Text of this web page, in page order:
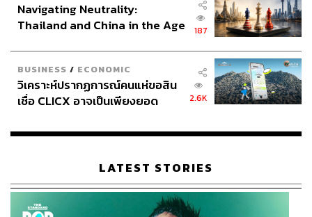
Navigating Neutrality:
Thailand and China in the Age
187
BUSINESS / ECONOMIC
วิเคราะห์ปรากฏการณ์คนแห่ขอสิน
เชื่อ CLICX อาจเป็นเพียงยอด
เรือนไทยที่ถูกซุกไว้
2.6K
LATEST STORIES